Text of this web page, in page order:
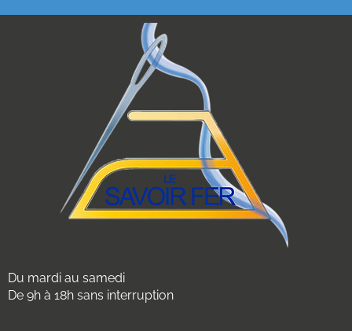
Du mardi au samedi
De 9h à 18h sans interruption